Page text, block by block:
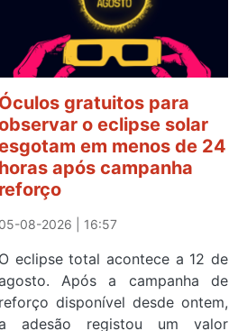
Óculos gratuitos para
o eclipse solar
em menos de 24
horas após campanha
reforço
05-08-2026 | 16:57
O eclipse total acontece a 12 de
Após a campanha de
reforço disponível desde ontem,
adesão registou um valor